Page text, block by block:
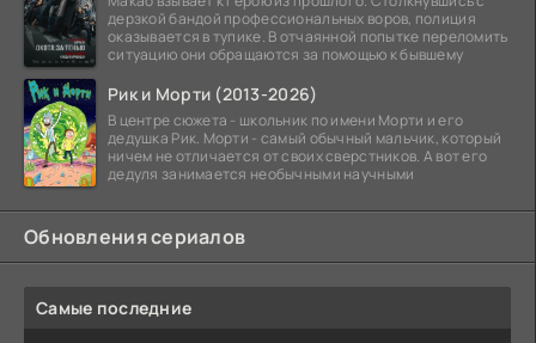
дерзкой бандой профессиональных воров, полиция
оказывается в тупике. В отчаянной попытке переломить
ситуацию они обращаются за помощью к бывшему
Рик и Морти (2013-2026)
В центре сюжета - школьник по имени Морти и его
дедушка Рик. Морти - самый обычный мальчик, который
ничем не отличается от своих сверстников. А вот его
дедуля занимается необычными научными
Обновления сериалов
Самые последние